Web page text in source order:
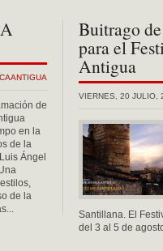
de
en la
de la
Ángel
de la
Buitrago
para el
Antigua
VIERNES, 20 JULIO,
Santillana. El
del 3 al 5 de